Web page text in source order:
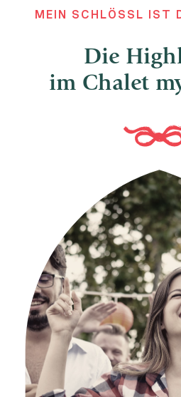
MEIN SCHLÖSSL IST
Die
im Chalet